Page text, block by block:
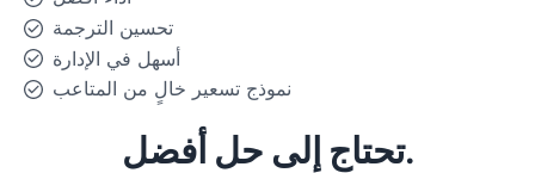
تحسين الترجمة
أسهل في الإدارة
نموذج تسعير خالٍ من المتاعب
تحتاج إلى حل أفضل.